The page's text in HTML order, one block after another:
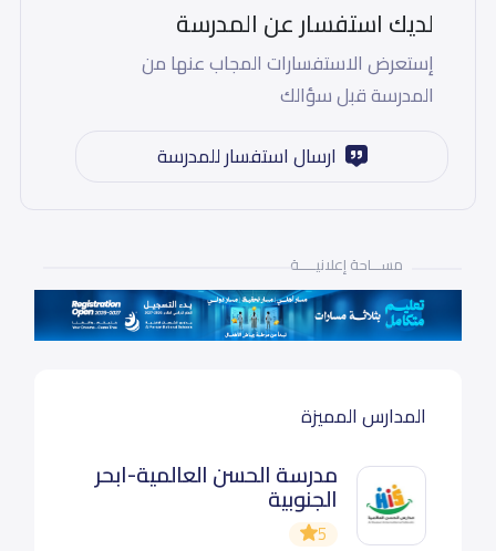
لديك استفسار عن المدرسة
إستعرض الاستفسارات المجاب عنها من
المدرسة قبل سؤالك
ارسال استفسار للمدرسة
مســـاحة إعلانيـــــة
المدارس المميزة
مدرسة الحسن العالمية-ابحر
الجنوبية
5